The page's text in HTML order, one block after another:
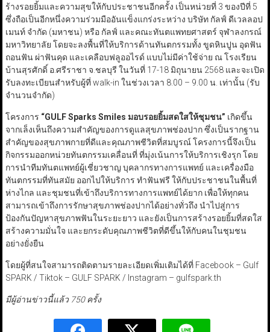
ร้างรอยยิ้มและความสุขให้กับประชาชนอีกครั้ง เป็นหน่วยที่ 3 ของปีที่ 5
ซึ่งถือเป็นอีกหนึ่งความร่วมมืออันแข็งแกร่งระหว่าง บริษัท กัลฟ์ ดีเวลลอป
เมนท์ จำกัด (มหาชน) หรือ กัลฟ์ และคณะทันตแพทยศาสตร์ จุฬาลงกรณ์
มหาวิทยาลัย โดยจะลงพื้นที่ให้บริการด้านทันตกรรมทั้ง ขูดหินปูน อุดฟัน
ถอนฟัน ผ่าฟันคุด และเคลือบฟลูออไรด์ แบบไม่มีค่าใช้จ่าย ณ โรงเรียน
บ้านสุรศักดิ์ อ.ศรีราชา จ.ชลบุรี ในวันที่ 17-18 มิถุนายน 2568 และจะเปิด
รับลงทะเบียนสำหรับผู้ที่ walk-in ในช่วงเวลา 8.00 – 9.00 น. เท่านั้น (รับ
จำนวนจำกัด)
โครงการ “GULF Sparks Smiles มอบรอยยิ้มสดใสให้ชุมชน” เกิดขึ้น
จากเล็งเห็นถึงความสำคัญของการดูแลสุขภาพช่องปาก ซึ่งเป็นรากฐาน
สำคัญของสุขภาพกายที่ดีและคุณภาพชีวิตที่สมบูรณ์ โครงการนี้จึงเป็น
กิจกรรมออกหน่วยทันตกรรมเคลื่อนที่ ที่มุ่งเน้นการให้บริการเชิงรุก โดย
การนำทีมทันตแพทย์ผู้เชี่ยวชาญ บุคลากรทางการแพทย์ และเครื่องมือ
ทันตกรรมที่ทันสมัย ออกไปให้บริการ ทำฟันฟรี ให้กับประชาชนในพื้นที่
ห่างไกล และชุมชนที่เข้าถึงบริการทางการแพทย์ได้ยาก เพื่อให้ทุกคน
สามารถเข้าถึงการรักษาสุขภาพช่องปากได้อย่างทั่วถึง นำไปสู่การ
ป้องกันปัญหาสุขภาพฟันในระยะยาว และยังเป็นการสร้างรอยยิ้มที่สดใส
สร้างความมั่นใจ และยกระดับคุณภาพชีวิตที่ดีขึ้นให้กับคนในชุมชน
อย่างยั่งยืน
โดยผู้ที่สนใจสามารถติดตามรายละเอียดเพิ่มเติมได้ที่ Facebook – Gulf
SPARK / Tiktok – GULF SPARK / Instagram – gulfspark.th
มีผู้อ่านข่าวนี้แล้ว 750 ครั้ง